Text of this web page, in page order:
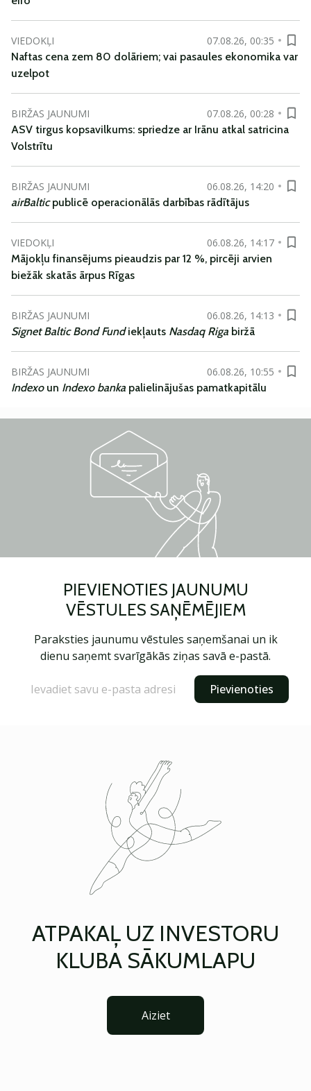
VIEDOKĻI
07.08.26, 00:35
Naftas cena zem 80 dolāriem; vai pasaules ekonomika var
uzelpot
BIRŽAS JAUNUMI
07.08.26, 00:28
ASV tirgus kopsavilkums: spriedze ar Irānu atkal satricina
Volstrītu
BIRŽAS JAUNUMI
06.08.26, 14:20
airBalticpublicē operacionālās darbības rādītājus
VIEDOKĻI
06.08.26, 14:17
Mājokļu finansējums pieaudzis par 12 %, pircēji arvien
biežāk skatās ārpus Rīgas
BIRŽAS JAUNUMI
06.08.26, 14:13
Signet Baltic Bond Fundiekļauts Nasdaq Riga biržā
BIRŽAS JAUNUMI
06.08.26, 10:55
Indexoun Indexo banka palielinājušas pamatkapitālu
PIEVIENOTIES JAUNUMU
VĒSTULES SAŅĒMĒJIEM
Paraksties jaunumu vēstules saņemšanai un ik
dienu saņemt svarīgākās ziņas savā e-pastā.
Pievienoties
ATPAKAĻ UZ INVESTORU
KLUBA SĀKUMLAPU
Aiziet